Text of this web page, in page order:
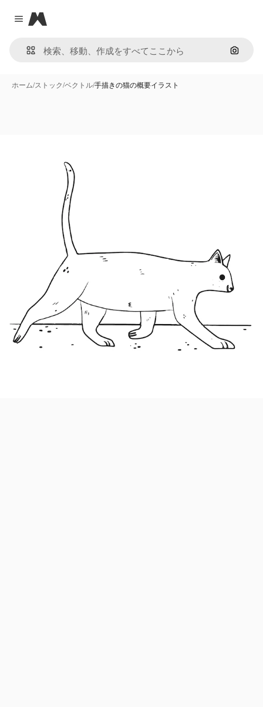
Close menu
Magnific
画像で
ホーム/ストック/ベクトル/手描きの猫の概要イラスト